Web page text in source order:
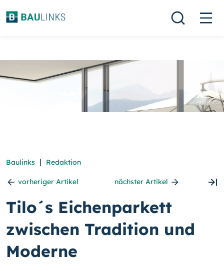
Baulinks | Redaktion
vorheriger Artikel nächster Artikel
Tilo´s Eichenparkett
zwischen Tradition und
Moderne